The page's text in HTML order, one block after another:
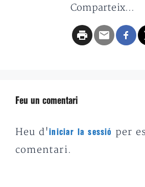
Comparteix...
Feu un comentari
Heu d'iniciar la sessió
per
comentari.